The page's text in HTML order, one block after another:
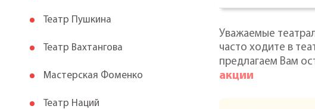
Уважаемые
часто ходите в
предлагаем Вам
акции
Театр Пушкина
Театр Вахтангова
Мастерская Фоменко
Театр Наций